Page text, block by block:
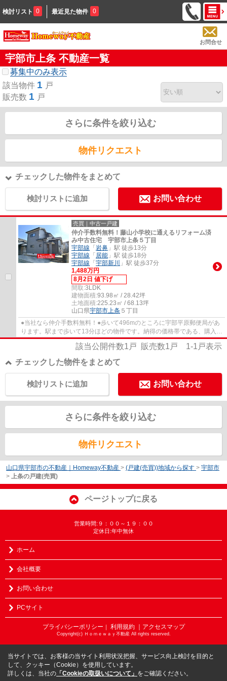
検討リスト 0 最近見た物件 0
お問合せ
宇部市上条 不動産一覧
募集中のみ表示
該当物件 1 戸
販売数 1 戸
さらに条件を絞り込む
物件リクエスト
チェックした物件をまとめて
検討リストに追加 お問い合わせ
売買｜中古一戸建
仲介手数料無料！藤山小学校に通えるリフォーム済
み中古住宅 宇部市上条５丁目
宇部線 「 岩鼻 」駅 徒歩13分
宇部線 「 居能 」駅 徒歩18分
宇部線 「 宇部新川
」駅 徒歩37分
1,488万円
8月2日 値下げ
間取:3LDK
建物面積:93.98㎡ / 28.42坪
土地面積:225.23㎡ / 68.13坪
山口県宇部市上条 ５丁目
●当社なら仲介手数料無料！●歩いて496mのところに宇部平原郵便局があ
ります。駅まで歩いて13分ほどの物件です。納得の価格帯である、購入価
格1,498万円の物件は経済的です。ご希望に沿...
該当公開件数1 戸 販売数1 戸 1-1 戸表示
チェックした物件をまとめて
お問い合わせ
検討リストに追加
さらに条件を絞り込む
物件リクエスト
山口県宇部市の不動産｜Homeway不動産 > (戸建(売買))地域から探す > 宇部市
> 上条の戸建(売買)
ページトップに戻る
営業時間:９：００～１９：００
定休日:年中無休
ホーム
会社概要
お問い合わせ
PCサイト
プライバシーポリシー ｜ 利用規約 ｜アクセスマップ
Copyright(c) Ｈｏｍｅｗａｙ不動産 All rights reserved.
当サイトでは、お客様の当サイト利用状況把握、サービス向上検討を目的と
して、クッキー（Cookie）を使用しています。
詳しくは、当社の 「Cookieの取扱いについて」 をご確認ください。